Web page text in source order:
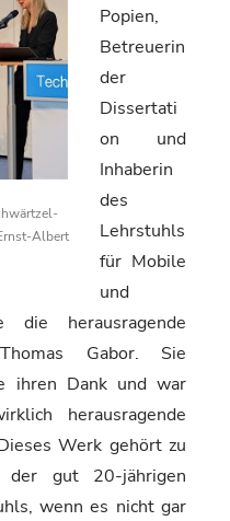
Albert
Popien,
Betreuerin
der
Dissertati
on und
Inhaberin
des
Lehrstuhls
für Mobile
und
herausragende
Gabor. Sie
ihren Dank und war
herausragende
Werk gehört zu
gut 20-jährigen
wenn es nicht gar